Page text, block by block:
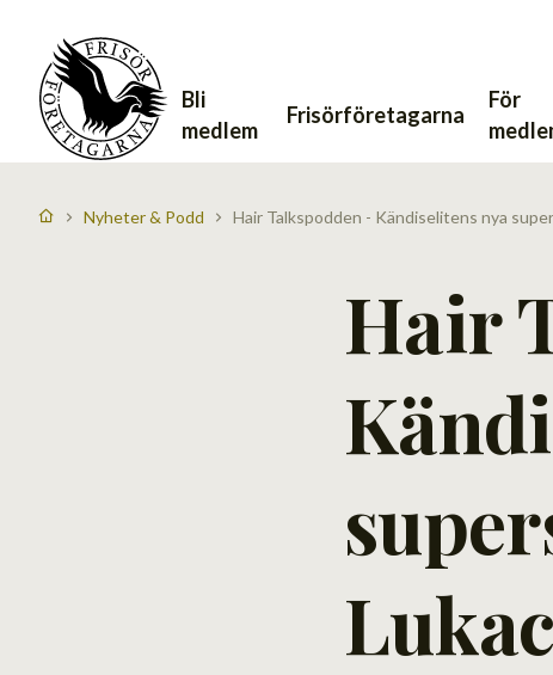
Bli
medlem
Frisörföretagarna
För
Nyheter & Podd Hair Talkspodden - Kändiselitens nya
Hair